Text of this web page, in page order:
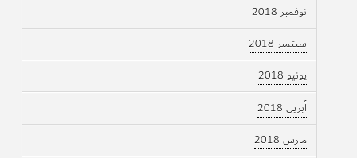
نوفمبر 2018
سبتمبر 2018
يونيو 2018
أبريل 2018
مارس 2018